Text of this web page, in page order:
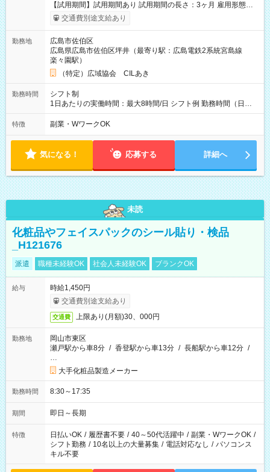
【試用期間】試用期間あり 試用期間の長さ：3ヶ月 雇用形態、
給与は本採用時と同じです。
交通費別途支給あり
勤務地
広島市佐伯区
広島県広島市佐伯区坪井（最寄り駅：広島電鉄2系統宮島線
楽々園駅）
（特定）広域協会 CILあき
勤務時間
シフト制
1日あたりの実働時間：最大8時間/日 シフト例 勤務時間（日
勤）・8時～18時 （実働時間8時間 待機休憩2時間）（日勤1回
あたりの給与 2万円）
特徴 副業・WワークOK
気になる！ 応募する 詳細へ
未読
化粧品やフェイスパックのシール貼り・検品
_H121676
派遣 職種未経験OK 社会人未経験OK ブランクOK
給与
時給1,450円
交通費別途支給あり
交通費 上限あり(月額)30、000円
勤務地
岡山市東区
瀬戸駅から車8分 / 香登駅から車13分 / 長船駅から車12分 /
…
大手化粧品製造メーカー
勤務時間 8:30～17:35
期間 即日～長期
特徴 日払いOK / 履歴書不要 / 40～50代活躍中 / 副業・WワークOK /
シフト勤務 / 10名以上の大量募集 / 電話対応なし / パソコンス
キル不要